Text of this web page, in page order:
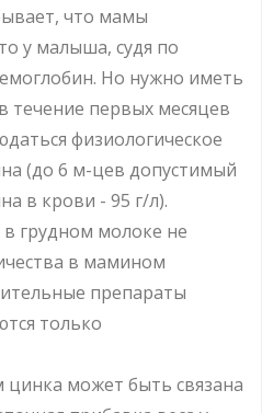
что мамы
у малыша, судя по
Но нужно иметь
течение первых месяцев
физиологическое
(до 6 м-цев допустимый
в крови - 95 г/л).
грудном молоке не
в мамином
препараты
только
может быть связана